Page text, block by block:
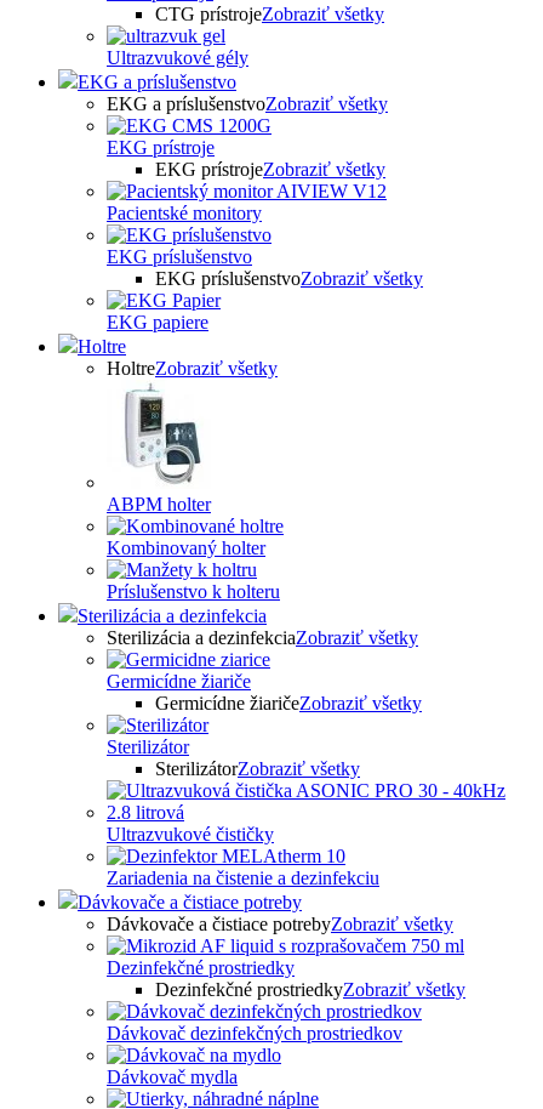
CTG prístrojeZobraziť všetky
Ultrazvukové gély
EKG a príslušenstvo
EKG a príslušenstvoZobraziť všetky
EKG prístroje
EKG prístrojeZobraziť všetky
Pacientské monitory
EKG príslušenstvo
EKG príslušenstvoZobraziť všetky
EKG papiere
Holtre
HoltreZobraziť všetky
ABPM holter
Kombinovaný holter
Príslušenstvo k holteru
Sterilizácia a dezinfekcia
Sterilizácia a dezinfekciaZobraziť všetky
Germicídne žiariče
Germicídne žiaričeZobraziť všetky
Sterilizátor
SterilizátorZobraziť všetky
Ultrazvukové čističky
Zariadenia na čistenie a dezinfekciu
Dávkovače a čistiace potreby
Dávkovače a čistiace potrebyZobraziť všetky
Dezinfekčné prostriedky
Dezinfekčné prostriedkyZobraziť všetky
Dávkovač dezinfekčných prostriedkov
Dávkovač mydla